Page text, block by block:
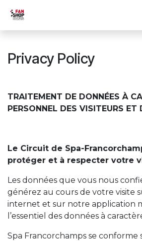
Privacy Policy
TRAITEMENT DE DONNÉES À
PERSONNEL DES VISITEURS ET
Le Circuit de Spa-
protéger et à respecter votre
Les données que vous nous
générez au cours de votre visite
internet et sur notre application
l’essentiel des données à
Spa Francorchamps se